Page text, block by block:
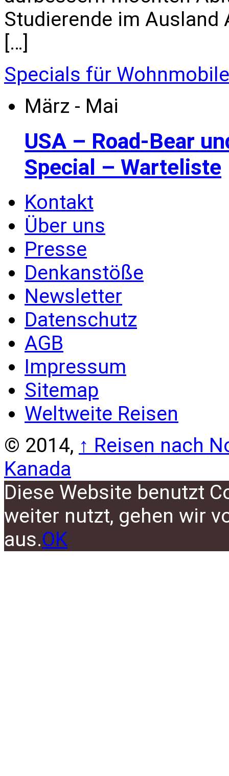
Studierende im
[…]
Specials für Wohnmobile
März - Mai
USA – Road-Bear
Special – Warteliste
Kontakt
Über uns
Presse
Denkanstöße
Newsletter
Datenschutz
AGB
Impressum
Sitemap
Weltweite Reisen
© 2014, ↑ Reisen nach
Kanada
Diese Website benutzt
weiter nutzt, gehen wir
aus.OK